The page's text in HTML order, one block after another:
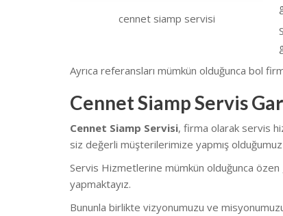
cennet siamp servisi
Ayrıca referansları mümkün olduğunca bol
Cennet Siamp Servis
Cennet Siamp Servisi, firma olarak servis
siz değerli müşterilerimize yapmış
Servis Hizmetlerine mümkün olduğunca
yapmaktayız.
Bununla birlikte vizyonumuzu ve